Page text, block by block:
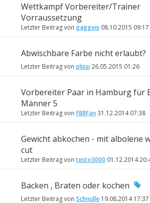
Wettkampf Vorbereiter/Trainer
Vorraussetzung
Letzter Beitrag von gaggeis 08.10.2015 09:17
Abwischbare Farbe nicht erlaubt?
Letzter Beitrag von plissi26.05.2015 01:26
Vorbereiter Paar in Hamburg für
Männer 5
Letzter Beitrag von FBBFan 31.12.201407:38
Gewicht abkochen - mit albolene
cut
Letzter Beitrag von testo3000 01.12.2014
Backen , Braten oder kochen
Letzter Beitrag von Schnulle 19.08.201417:37